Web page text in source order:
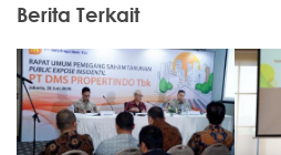
Berita Terkait